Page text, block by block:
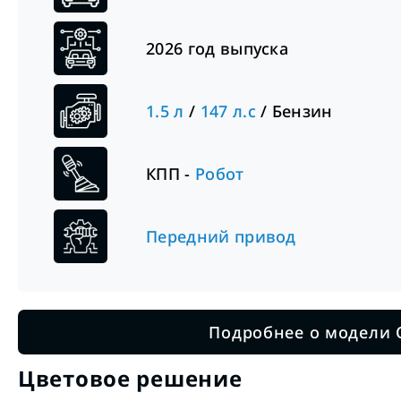
2026 год выпуска
1.5л / 147 л.с / Бензин
КПП - Робот
Передний привод
Подробнее о модели
Цветовое решение